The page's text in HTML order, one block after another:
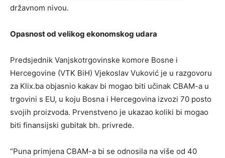
državnom nivou.
Opasnost od velikog ekonomskog udara
Predsjednik Vanjskotrgovinske komore Bosne i
Hercegovine (VTK BiH) Vjekoslav Vuković je u razgovoru
za Klix.ba objasnio kakav bi mogao biti učinak CBAM-a u
trgovini s EU, u koju Bosna i Hercegovina izvozi 70 posto
svojih proizvoda. Prvenstveno je ukazao koliki bi mogao
biti finansijski gubitak bh. privrede.
“Puna primjena CBAM-a bi se odnosila na više od 40